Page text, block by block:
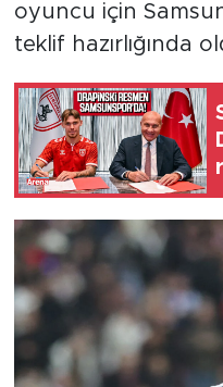
oyuncu için
teklif hazırlığında